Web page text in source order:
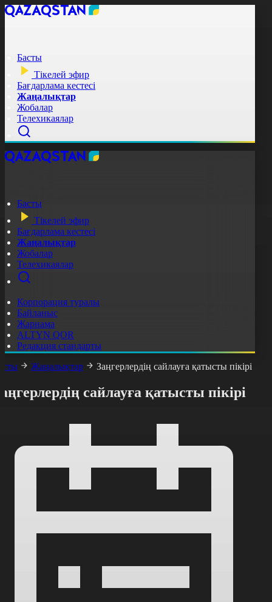
Басты
Тікелей эфир
Бағдарлама кестесі
Жаңалықтар
Жобалар
Телехикаялар
Басты
Тікелей эфир
Бағдарлама кестесі
Жаңалықтар
Жобалар
Телехикаялар
Корпорация туралы
Байланыс
Жарнама
ALTYN QOR
Редакция стандарты
Жаңалықтар Заңгерлердің сайлауға қатысты пікірі
сайлауға қатысты пікірі